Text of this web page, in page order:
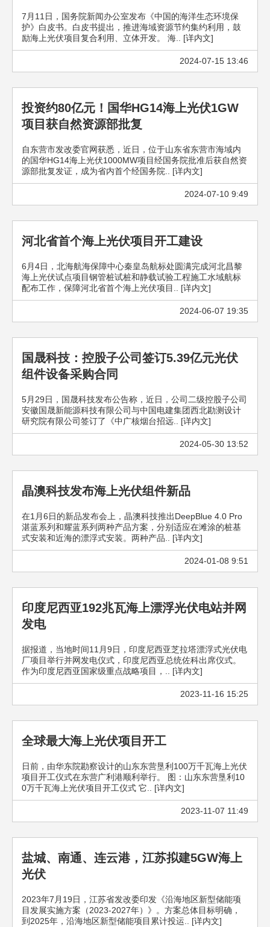
7月11日，国务院新闻办公室发布《中国的海洋生态环境保
护》白皮书。白皮书提出，推进海域资源节约集约利用，鼓
励海上光伏项目复合利用、立体开发。 海.. [详内文]
2024-07-15 13:46
投资约80亿元！国华HG14海上光伏1GW
项目获自然资源部批复
自东营市发改委官网获悉，近日，位于山东省东营市海域内
的国华HG14海上光伏1000MW项目经国务院批准后获自然资
源部批复发证，成为省内首个经国务院.. [详内文]
2024-07-10 9:49
河北省首个海上光伏项目开工建设
6月4日，北海航海保障中心秦皇岛航标处圆满完成河北昌黎
海上光伏试点项目钢管桩试桩和静载试验工程施工水域航标
配布工作，保障河北省首个海上光伏项目.. [详内文]
2024-06-07 19:35
国晟科技：控股子公司签订5.39亿元光伏
组件设备采购合同
5月29日，国晟科技发布公告称，近日，公司二级控股子公司
安徽国晟新能源科技有限公司与中国电建集团西北勘测设计
研究院有限公司签订了《中广核烟台招远.. [详内文]
2024-05-30 13:52
晶澳科技发布海上光伏组件新品
在1月6日的新品发布会上，晶澳科技推出DeepBlue 4.0 Pro
湛蓝系列和耀蓝系列两种产品方案，分别适应在滩涂的桩基
式安装和近海的漂浮式安装。两种产品.. [详内文]
2024-01-08 9:51
印度尼西亚192兆瓦海上漂浮光伏电站并网
发电
据报道，当地时间11月9日，印度尼西亚芝拉塔漂浮式光伏电
厂项目举行并网发电仪式，印度尼西亚总统佐科出席仪式。
作为印度尼西亚国家级重点战略项目，.. [详内文]
2023-11-16 15:25
全球最大海上光伏项目开工
日前，由华东院勘察设计的山东东营垦利100万千瓦海上光伏
项目开工仪式在东营广利港顺利举行。 图：山东东营垦利10
0万千瓦海上光伏项目开工仪式 它.. [详内文]
2023-11-07 11:49
盐城、南通、连云港，江苏拟建5GW海上
光伏
2023年7月19日，江苏省发改委印发《沿海地区新型储能项
目发展实施方案（2023-2027年）》。方案总体目标明确，
到2025年，沿海地区新型储能项目累计投运.. [详内文]